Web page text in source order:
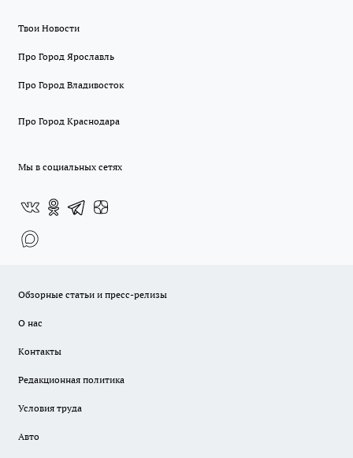
Твои Новости
Про Город Ярославль
Про Город Владивосток
Про Город Краснодара
Мы в социальных сетях
Обзорные статьи и пресс-релизы
О нас
Контакты
Редакционная политика
Условия труда
Авто